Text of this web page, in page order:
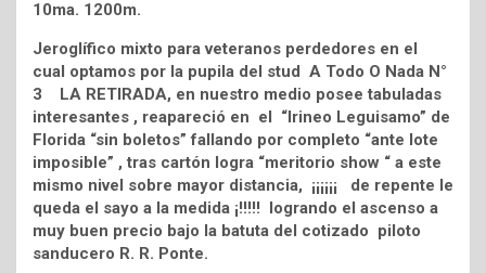
10ma. 1200m.
Jeroglífico mixto para veteranos perdedores en el
cual optamos por la pupila del stud A Todo O Nada N°
3 LA RETIRADA, en nuestro medio posee tabuladas
interesantes , reapareció en el “Irineo Leguisamo” de
Florida “sin boletos” fallando por completo “ante lote
imposible” , tras cartón logra “meritorio show “ a este
mismo nivel sobre mayor distancia, ¡¡¡¡¡¡ de repente le
queda el sayo a la medida ¡!!!!! logrando el ascenso a
muy buen precio bajo la batuta del cotizado piloto
sanducero R. R. Ponte.